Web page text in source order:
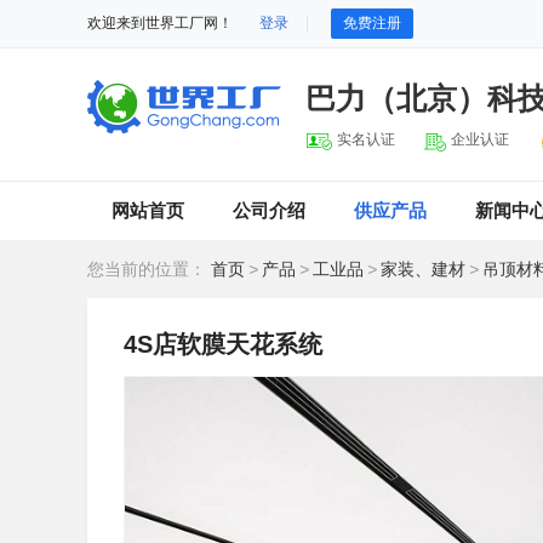
欢迎来到世界工厂网！ 登录 免费注册
巴力（北京）科
实名认证 企业认证
网站首页 公司介绍 供应产品 新闻中
您当前的位置： 首页 > 产品 > 工业品 >家装、建材 > 吊顶材
4S店软膜天花系统